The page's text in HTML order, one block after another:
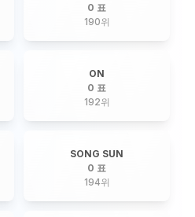
0 표
190위
ON
0 표
192위
SONG SUN
0 표
194위